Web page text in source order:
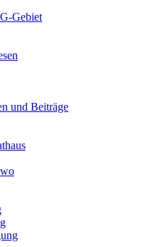
Gebiet
und Beiträge